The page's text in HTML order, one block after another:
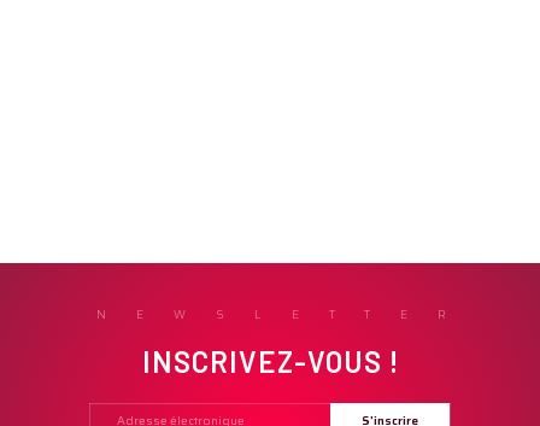
NEWSLETTER
INSCRIVEZ-VOUS !